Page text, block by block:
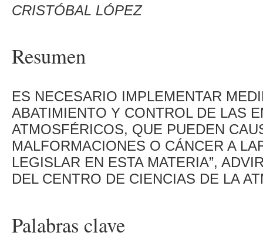
CRISTÓBAL LÓPEZ
Resumen
ES NECESARIO IMPLEMENTAR
ABATIMIENTO Y CONTROL DE LAS
ATMOSFÉRICOS, QUE PUEDEN
MALFORMACIONES O CÁNCER A
LEGISLAR EN ESTA MATERIA”,
DEL CENTRO DE CIENCIAS DE LA
Palabras clave